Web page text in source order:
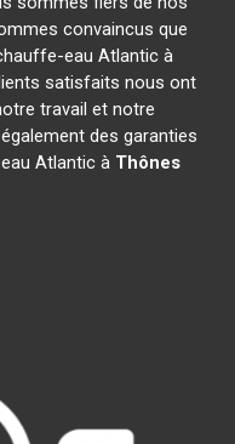
convaincus que
eau Atlantic à
satisfaits nous ont
travail et notre
des garanties
Atlantic à Thônes